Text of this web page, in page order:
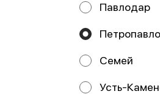
Павлодар
Семей
Усть-